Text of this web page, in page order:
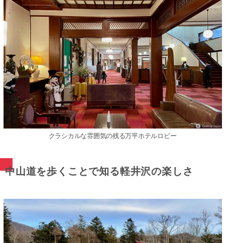
クラシカルな雰囲気の残る万平ホテルロビー
中山道を歩くことで知る軽井沢の楽しさ